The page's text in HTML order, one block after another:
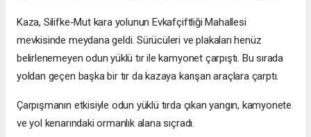
Kaza, Silifke-Mut kara yolunun Evkafçiftliği Mahallesi
mevkisinde meydana geldi. Sürücüleri ve plakaları henüz
belirlenemeyen odun yüklü tır ile kamyonet çarpıştı. Bu sırada
yoldan geçen başka bir tır da kazaya karışan araçlara çarptı.
Çarpışmanın etkisiyle odun yüklü tırda çıkan yangın, kamyonete
ve yol kenarındaki ormanlık alana sıçradı.